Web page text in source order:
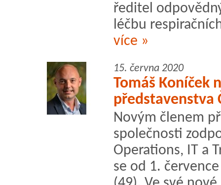
ředitel
léčbu
více »
15. června 2020
Tomáš Koníček
představenstva
Novým členem
společnosti
Operations, IT a
se od 1.